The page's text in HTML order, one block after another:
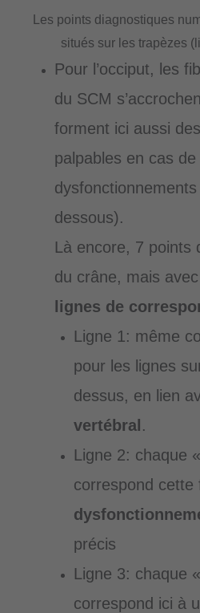
Les points diagnostiques
situés sur les trapèzes
Pour l’occiput, les
du SCM
forment ici aussi
palpables en cas de
dessous).
Là encore, 7 points
du crâne, mais
lignes de
Ligne 1: même
pour les lignes
dessus, en lien
vertébral .
Ligne 2: chaque
correspond cette
précis
Ligne 3: chaque
correspond ici à